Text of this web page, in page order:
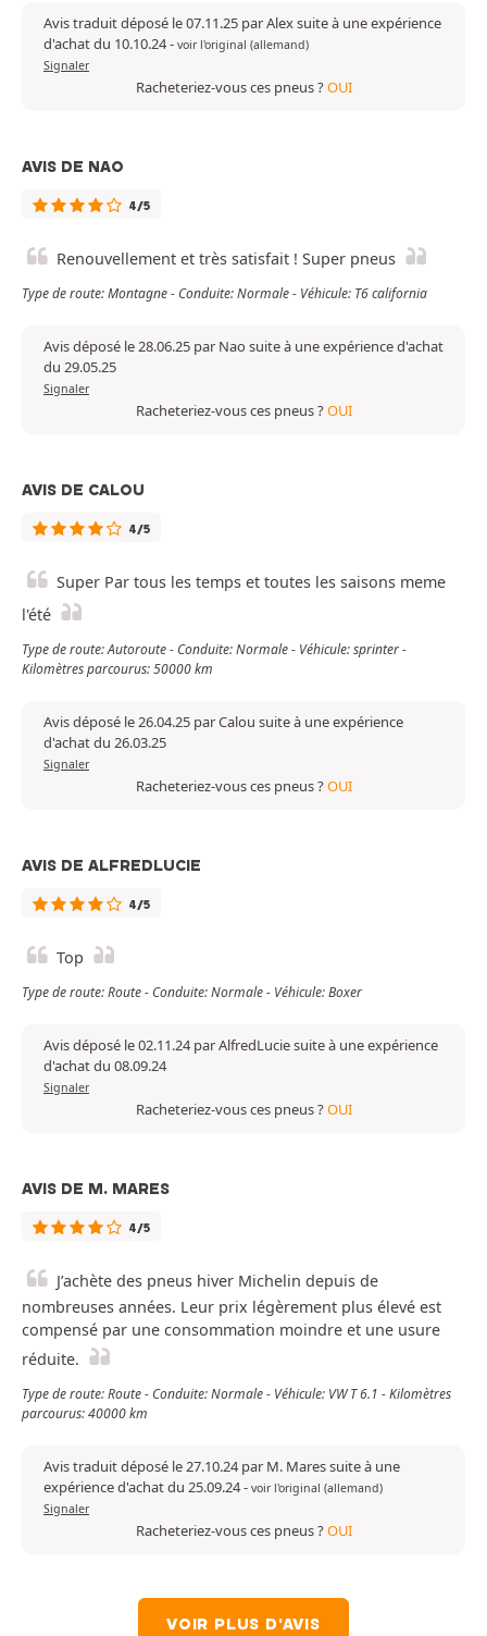
Avis traduit déposé le 07.11.25 par Alex suite à une expérience
d'achat du 10.10.24- voir l'original (allemand)
Signaler
Racheteriez-vous ces pneus ?OUI
AVIS DE NAO
4/5
Renouvellement et très satisfait ! Super pneus
Type de route: Montagne - Conduite: Normale - Véhicule: T6 california
Avis déposé le 28.06.25 par Nao suite à une expérience d'achat
du 29.05.25
Signaler
Racheteriez-vous ces pneus ?OUI
AVIS DE CALOU
4/5
Super Par tous les temps et toutes les saisons meme
l'été
Type de route: Autoroute - Conduite: Normale - Véhicule: sprinter -
Kilomètres parcourus: 50000 km
Avis déposé le 26.04.25 par Calou suite à une expérience
d'achat du 26.03.25
Signaler
Racheteriez-vous ces pneus ?OUI
AVIS DE ALFREDLUCIE
4/5
Top
Type de route: Route - Conduite: Normale - Véhicule: Boxer
Avis déposé le 02.11.24 par AlfredLucie suite à une expérience
d'achat du 08.09.24
Signaler
Racheteriez-vous ces pneus ?OUI
AVIS DE M. MARES
4/5
J’achète des pneus hiver Michelin depuis de
nombreuses années. Leur prix légèrement plus élevé est
compensé par une consommation moindre et une usure
réduite.
Type de route: Route - Conduite: Normale - Véhicule: VW T 6.1 - Kilomètres
parcourus: 40000 km
Avis traduit déposé le 27.10.24 par M. Mares suite à une
expérience d'achat du 25.09.24- voir l'original (allemand)
Signaler
Racheteriez-vous ces pneus ?OUI
VOIR PLUS D'AVIS